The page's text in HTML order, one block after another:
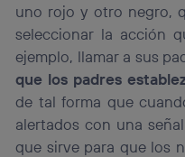
uno rojo y otro negro,
seleccionar la acción
ejemplo, llamar a sus
que los padres
de tal forma que
alertados con una
que sirve para que los